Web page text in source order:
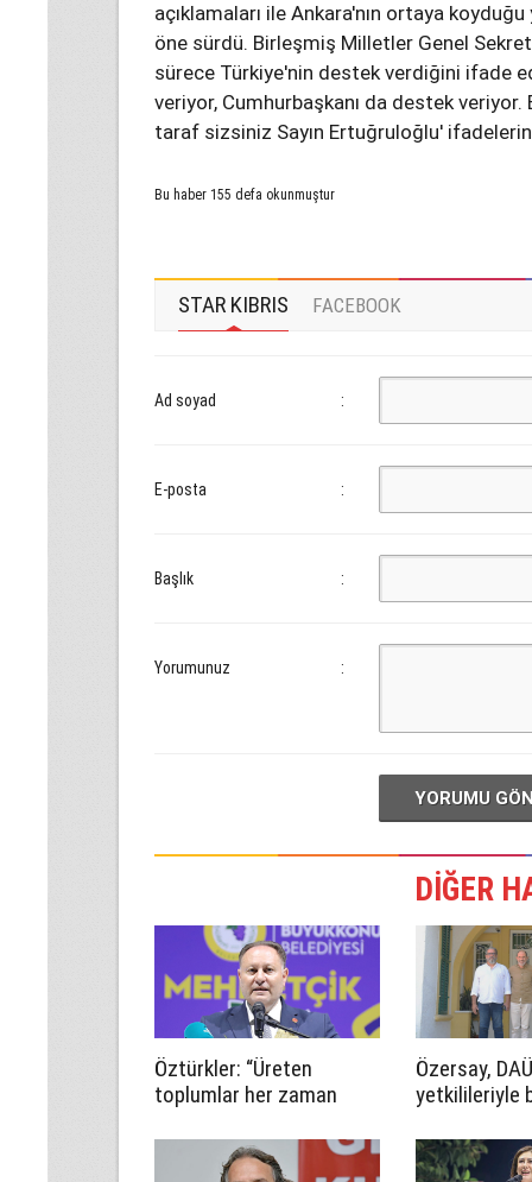
açıklamaları ile Ankara'nın ortaya
öne sürdü. Birleşmiş Milletler Genel
sürece Türkiye'nin destek verdiğini ifade
veriyor, Cumhurbaşkanı da destek
taraf sizsiniz Sayın Ertuğruloğlu'
Bu haber 155 defa okunmuştur
STAR KIBRIS FACEBOOK
Ad soyad :
E-posta :
Başlık :
Yorumunuz :
YORUMU
DİĞER
Öztürkler: “Üreten
toplumlar her zaman
Özersay,
yetkilileriyle